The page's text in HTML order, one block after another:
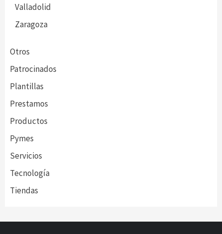
Valladolid
Zaragoza
Otros
Patrocinados
Plantillas
Prestamos
Productos
Pymes
Servicios
Tecnología
Tiendas